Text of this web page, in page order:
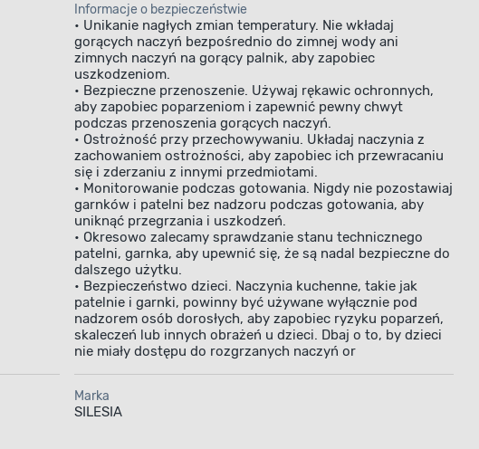
Informacje o bezpieczeństwie
• Unikanie nagłych zmian temperatury. Nie wkładaj
gorących naczyń bezpośrednio do zimnej wody ani
zimnych naczyń na gorący palnik, aby zapobiec
uszkodzeniom.
• Bezpieczne przenoszenie. Używaj rękawic ochronnych,
aby zapobiec poparzeniom i zapewnić pewny chwyt
podczas przenoszenia gorących naczyń.
• Ostrożność przy przechowywaniu. Układaj naczynia z
zachowaniem ostrożności, aby zapobiec ich przewracaniu
się i zderzaniu z innymi przedmiotami.
• Monitorowanie podczas gotowania. Nigdy nie pozostawiaj
garnków i patelni bez nadzoru podczas gotowania, aby
uniknąć przegrzania i uszkodzeń.
• Okresowo zalecamy sprawdzanie stanu technicznego
patelni, garnka, aby upewnić się, że są nadal bezpieczne do
dalszego użytku.
• Bezpieczeństwo dzieci. Naczynia kuchenne, takie jak
patelnie i garnki, powinny być używane wyłącznie pod
nadzorem osób dorosłych, aby zapobiec ryzyku poparzeń,
skaleczeń lub innych obrażeń u dzieci. Dbaj o to, by dzieci
nie miały dostępu do rozgrzanych naczyń or
Marka
SILESIA